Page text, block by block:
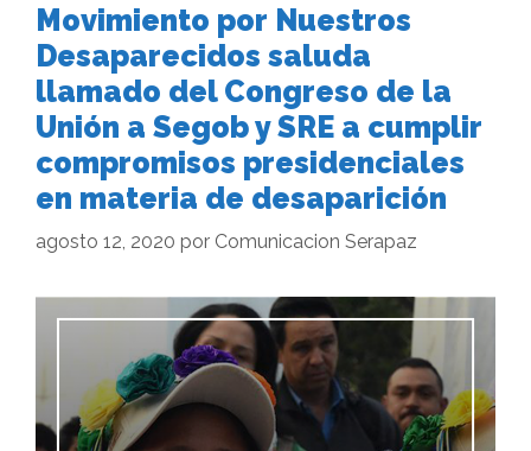
Movimiento por Nuestros
Desaparecidos saluda
llamado del Congreso de la
Unión a Segob y SRE a cumplir
compromisos presidenciales
en materia de desaparición
agosto 12, 2020 por Comunicacion Serapaz